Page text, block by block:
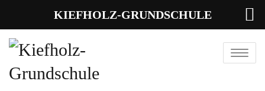
Toggle
KIEFHOLZ-GRUNDSCHULE